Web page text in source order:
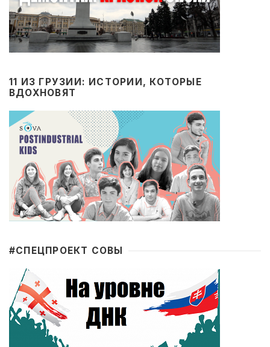
11 ИЗ ГРУЗИИ: ИСТОРИИ, КОТОРЫЕ
ВДОХНОВЯТ
#CПЕЦПРОЕКТ СОВЫ